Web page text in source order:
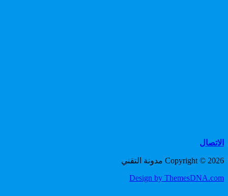
الاتصال
Copyright © 2026 مدونة التقني
Design by ThemesDNA.com